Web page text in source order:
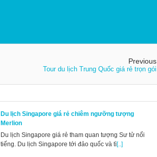
Previous
Tour du lịch Trung Quốc giá rẻ trọn gói
Du lịch Singapore giá rẻ chiêm ngưỡng tượng
Merlion
Du lịch Singapore giá rẻ tham quan tượng Sư tử nổi
tiếng. Du lịch Singapore tới đảo quốc và tì[..]